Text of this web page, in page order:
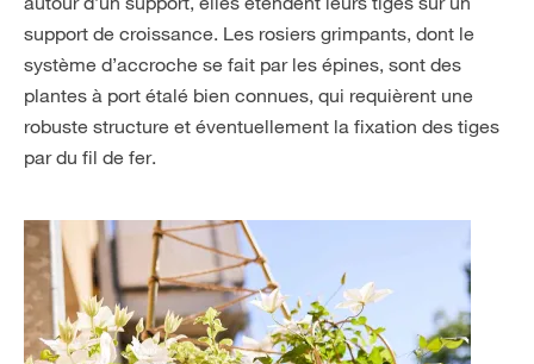
support de croissance. Les rosiers grimpants, dont le
système d’accroche se fait par les épines, sont des
plantes à port étalé bien connues, qui requièrent une
robuste structure et éventuellement la fixation des tiges
par du fil de fer.